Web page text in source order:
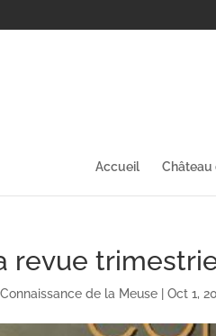
Accueil Château
revue
Connaissance de la Meuse |Oct 1,